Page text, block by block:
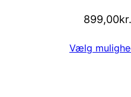
899,00kr.
Vælg